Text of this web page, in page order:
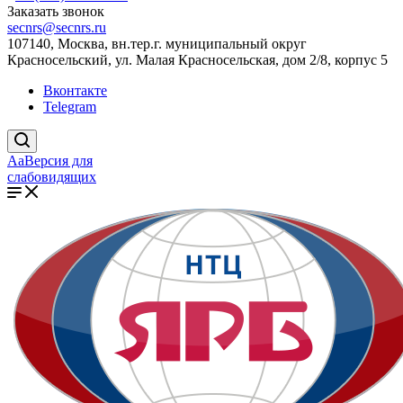
Заказать звонок
secnrs@secnrs.ru
107140, Москва, вн.тер.г. муниципальный округ
Красносельский, ул. Малая Красносельская, дом 2/8, корпус 5
Вконтакте
Telegram
AaВерсия для
слабовидящих